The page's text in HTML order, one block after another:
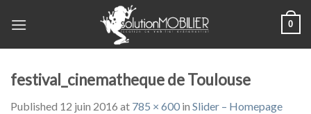
0
festival_cinematheque de Toulouse
Published 12 juin 2016 at 785 × 600 in Slider – Homepage